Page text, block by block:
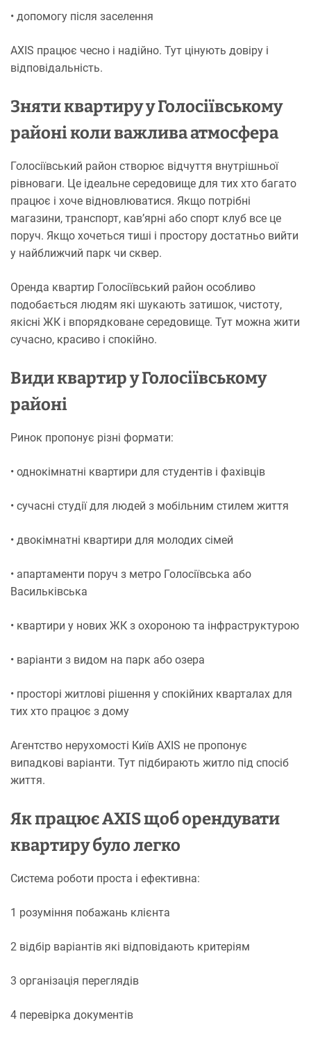
• допомогу після заселення
AXIS працює чесно і надійно. Тут цінують довіру і
відповідальність.
Зняти квартиру у Голосіївському
районі коли важлива атмосфера
Голосіївський район створює відчуття внутрішньої
рівноваги. Це ідеальне середовище для тих хто багато
працює і хоче відновлюватися. Якщо потрібні
магазини, транспорт, кав’ярні або спорт клуб все це
поруч. Якщо хочеться тиші і простору достатньо вийти
у найближчий парк чи сквер.
Оренда квартир Голосіївський район особливо
подобається людям які шукають затишок, чистоту,
якісні ЖК і впорядковане середовище. Тут можна жити
сучасно, красиво і спокійно.
Види квартир у Голосіївському
районі
Ринок пропонує різні формати:
• однокімнатні квартири для студентів і фахівців
• сучасні студії для людей з мобільним стилем життя
• двокімнатні квартири для молодих сімей
• апартаменти поруч з метро Голосіївська або
Васильківська
• квартири у нових ЖК з охороною та інфраструктурою
• варіанти з видом на парк або озера
• просторі житлові рішення у спокійних кварталах для
тих хто працює з дому
Агентство нерухомості Київ AXIS не пропонує
випадкові варіанти. Тут підбирають житло під спосіб
життя.
Як працює AXIS щоб орендувати
квартиру було легко
Система роботи проста і ефективна:
1 розуміння побажань клієнта
2 відбір варіантів які відповідають критеріям
3 організація переглядів
4 перевірка документів